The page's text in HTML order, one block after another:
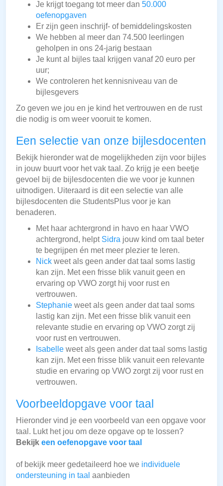
Je krijgt toegang tot meer dan 50.000
oefenopgaven
Er zijn geen inschrijf- of bemiddelingskosten
We hebben al meer dan 74.500 leerlingen
geholpen in ons 24-jarig bestaan
Je kunt al bijles taal krijgen vanaf 20 euro per
uur;
We controleren het kennisniveau van de
bijlesgevers
Zo geven we jou en je kind het vertrouwen en de rust
die nodig is om weer vooruit te komen.
Een selectie van onze bijlesdocenten
Bekijk hieronder wat de mogelijkheden zijn voor bijles
in jouw buurt voor het vak taal. Zo krijg je een beetje
gevoel bij de bijlesdocenten die we voor je kunnen
uitnodigen. Uiteraard is dit een selectie van alle
bijlesdocenten die StudentsPlus voor je kan
benaderen.
Met haar achtergrond in havo en haar VWO
achtergrond, helpt Sidra jouw kind om taal beter
te begrijpen én met meer plezier te leren.
Nick weet als geen ander dat taal soms lastig
kan zijn. Met een frisse blik vanuit geen en
ervaring op VWO zorgt hij voor rust en
vertrouwen.
Stephanie weet als geen ander dat taal soms
lastig kan zijn. Met een frisse blik vanuit een
relevante studie en ervaring op VWO zorgt zij
voor rust en vertrouwen.
Isabelle weet als geen ander dat taal soms lastig
kan zijn. Met een frisse blik vanuit een relevante
studie en ervaring op VWO zorgt zij voor rust en
vertrouwen.
Voorbeeldopgave voor taal
Hieronder vind je een voorbeeld van een opgave voor
taal. Lukt het jou om deze opgave op te lossen?
Bekijk een oefenopgave voor taal
of bekijk meer gedetaileerd hoe we individuele
ondersteuning in taal aanbieden